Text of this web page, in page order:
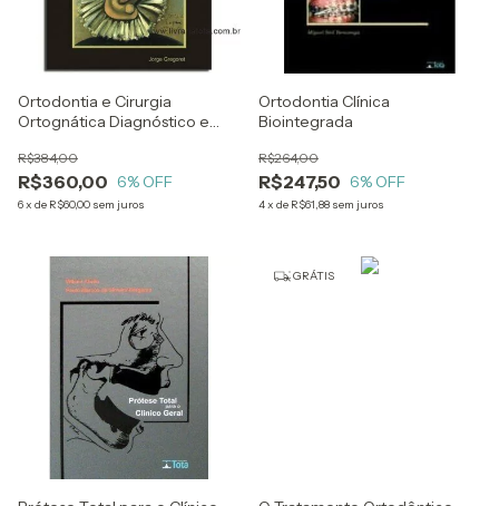
Ortodontia e Cirurgia
Ortognática Diagnóstico e
R$360,00
R$384,00
6% OFF
6x de R$60,00 sem juros
Ortodontia Clínica
Biointegrada
R$247,50
R$264,00
6% OFF
4x de R$61,88 sem juros
GRÁTIS